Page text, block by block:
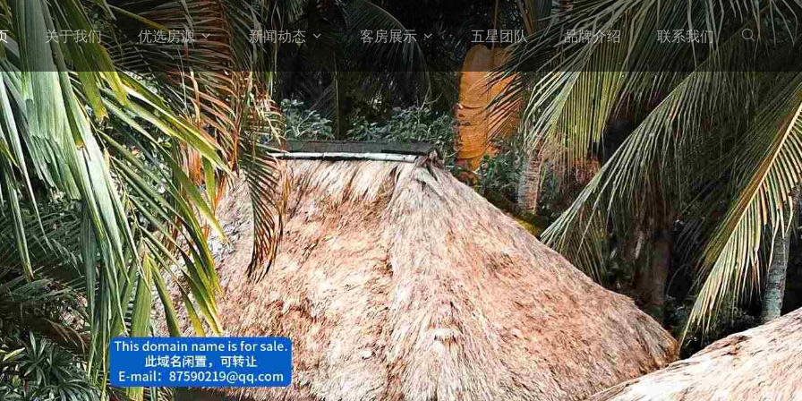

关于我们 优选房源  新闻动态  客房展示  五星团队 品牌介绍 联系我们